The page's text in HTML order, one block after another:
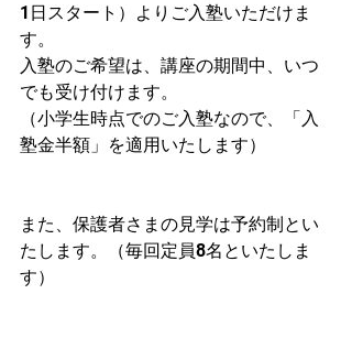
1日スタート）よりご入塾いただけま
す。
入塾のご希望は、講座の期間中、いつ
でも受け付けます。
（小学生時点でのご入塾なので、「入
塾金半額」を適用いたします）
また、保護者さまの見学は予約制とい
たします。（毎回定員8名といたしま
す）